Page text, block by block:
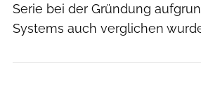
Serie bei der Gründung
Systems auch verglichen